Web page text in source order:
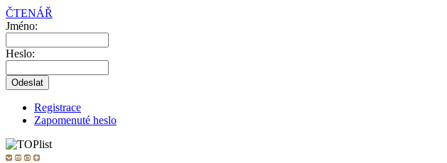
ČTENÁŘ
Jméno:
Heslo:
Registrace
Zapomenuté heslo